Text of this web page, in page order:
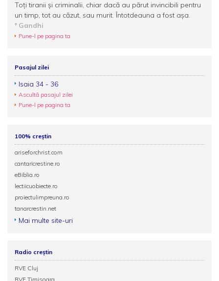
Toţi tiranii şi criminalii, chiar dacă au părut invincibili pentru
un timp, tot au căzut, sau murit. Întotdeauna a fost aşa.
Gandhi
Pune-l pe pagina ta
Pasajul zilei
Isaia 34 - 36
Ascultă pasajul zilei
Pune-l pe pagina ta
100% creștin
ariseforchrist.com
cantaricrestine.ro
eBiblia.ro
lectiicuobiecte.ro
proiectulimpreuna.ro
tanarcrestin.net
Mai multe site-uri
Radio creștin
RVE Cluj
RVE Timisoara